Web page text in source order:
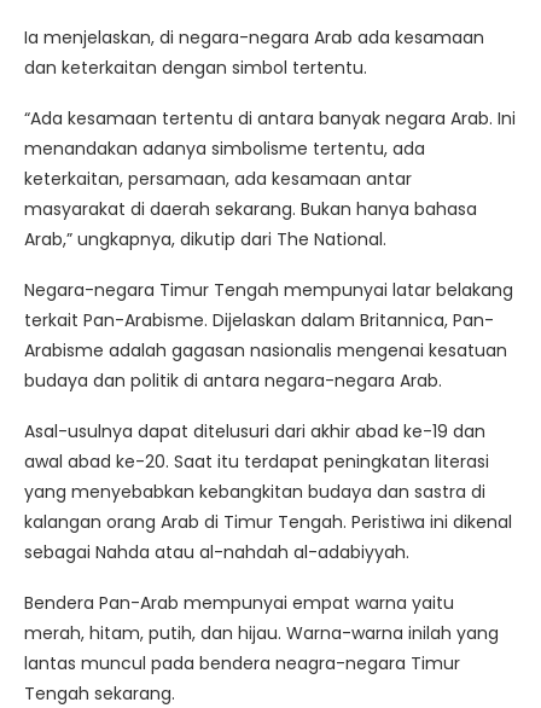
Ia menjelaskan, di negara-negara Arab ada kesamaan
dan keterkaitan dengan simbol tertentu.
“Ada kesamaan tertentu di antara banyak negara Arab. Ini
menandakan adanya simbolisme tertentu, ada
keterkaitan, persamaan, ada kesamaan antar
masyarakat di daerah sekarang. Bukan hanya bahasa
Arab,” ungkapnya, dikutip dari The National.
Negara-negara Timur Tengah mempunyai latar belakang
terkait Pan-Arabisme. Dijelaskan dalam Britannica, Pan-
Arabisme adalah gagasan nasionalis mengenai kesatuan
budaya dan politik di antara negara-negara Arab.
Asal-usulnya dapat ditelusuri dari akhir abad ke-19 dan
awal abad ke-20. Saat itu terdapat peningkatan literasi
yang menyebabkan kebangkitan budaya dan sastra di
kalangan orang Arab di Timur Tengah. Peristiwa ini dikenal
sebagai Nahda atau al-nahdah al-adabiyyah.
Bendera Pan-Arab mempunyai empat warna yaitu
merah, hitam, putih, dan hijau. Warna-warna inilah yang
lantas muncul pada bendera neagra-negara Timur
Tengah sekarang.